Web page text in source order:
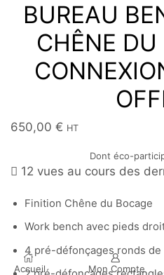
BUREAU
CHÊNE DU
650,00 € HT
Dont éco-
12 vues au cours des
Finition Chêne du Bocage
Work bench avec pieds
4 pré-défonçages ronds
Accueil Mon Compte